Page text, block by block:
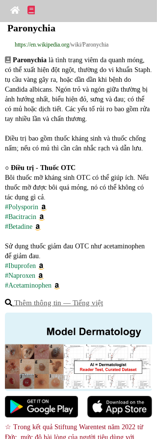
Paronychia
https://en.wikipedia.org/wiki/Paronychia
Paronychia là tình trạng viêm da quanh móng,
có thể xuất hiện đột ngột, thường do vi khuẩn Staph.
tụ cầu vàng gây ra, hoặc dần dần khi bệnh do
Candida albicans. Ngón trỏ và ngón giữa thường bị
ảnh hưởng nhất, biểu hiện đỏ, sưng và đau; có thể
có mủ hoặc dịch tiết. Các yếu tố rủi ro bao gồm rửa
tay nhiều lần và chấn thương.
Điều trị bao gồm thuốc kháng sinh và thuốc chống
nấm; nếu có mủ thì cần cân nhắc rạch và dẫn lưu.
○ Điều trị - Thuốc OTC
Bôi thuốc mỡ kháng sinh OTC có thể giúp ích. Nếu
thuốc mỡ được bôi quá mỏng, nó có thể không có
tác dụng gì cả.
#Polysporin
#Bacitracin
#Betadine
Sử dụng thuốc giảm đau OTC như acetaminophen
để giảm đau.
#Ibuprofen
#Naproxen
#Acetaminophen
Thêm thông tin ― Tiếng việt
☆ Trong kết quả Stiftung Warentest năm 2022 từ
Đức, mức độ hài lòng của người tiêu dùng với